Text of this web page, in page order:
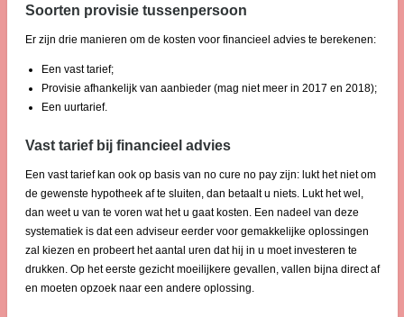
Soorten provisie tussenpersoon
Er zijn drie manieren om de kosten voor financieel advies te berekenen:
Een vast tarief;
Provisie afhankelijk van aanbieder (mag niet meer in 2017 en 2018);
Een uurtarief.
Vast tarief bij financieel advies
Een vast tarief kan ook op basis van no cure no pay zijn: lukt het niet om
de gewenste hypotheek af te sluiten, dan betaalt u niets. Lukt het wel,
dan weet u van te voren wat het u gaat kosten. Een nadeel van deze
systematiek is dat een adviseur eerder voor gemakkelijke oplossingen
zal kiezen en probeert het aantal uren dat hij in u moet investeren te
drukken. Op het eerste gezicht moeilijkere gevallen, vallen bijna direct af
en moeten opzoek naar een andere oplossing.